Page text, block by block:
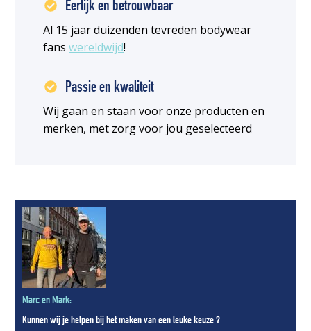
Eerlijk en betrouwbaar
Al 15 jaar duizenden tevreden bodywear
fanswereldwijd!
Passie en kwaliteit
Wij gaan en staan voor onze producten en
merken, met zorg voor jou geselecteerd
Marc en Mark:
Kunnen wij je helpen bij het maken van een leuke keuze ?